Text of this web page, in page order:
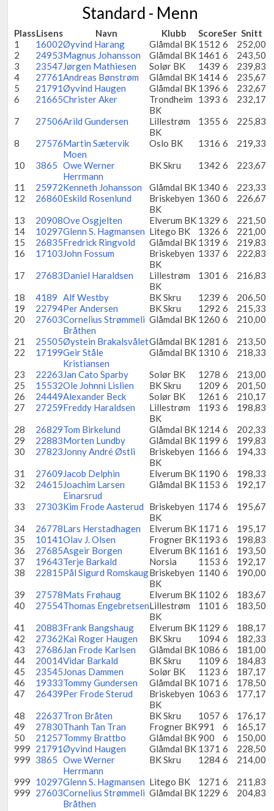
Standard - Menn
PlassLisens Navn Klubb ScoreSer Snitt
1
16002Øyvind Harang Glåmdal BK 1512 6
252,00
2
24953Magnus Johansson Glåmdal BK 1461 6
243,50
3
23547Jørgen Mathiesen Solør BK 1439 6
239,83
4
27761Andreas Bønstrøm Glåmdal BK 1414 6
235,67
5
21791Øyvind Haugen Glåmdal BK 1396 6
232,67
6
21665Christer Aker
Trondheim
BK
1393 6
232,17
7
27506Arild Gundersen
Lillestrøm
BK
1355 6
225,83
8
27576Martin Sætervik
Moen
Oslo BK 1316 6
219,33
10
3865 Owe Werner
Herrmann
BK Skru 1342 6
223,67
11
25972Kenneth Johansson Glåmdal BK 1340 6
223,33
12
26860Eskild Rosenlund
Briskebyen
BK
1360 6
226,67
13
20908Ove Osgjelten Elverum BK 1329 6
221,50
14
10297Glenn S. Hagmansen Litego BK 1326 6
221,00
15
26835Fredrick Ringvold Glåmdal BK 1319 6
219,83
16
17103John Fossum
Briskebyen
BK
1337 6
222,83
17
27683Daniel Haraldsen
Lillestrøm
BK
1301 6
216,83
18
4189 Alf Westby BK Skru 1239 6
206,50
19
22794Per Andersen BK Skru 1292 6
215,33
20
27603Cornelius Strømmeli
Bråthen
Glåmdal BK 1260 6
210,00
21
25505Øystein BrakalsvåletGlåmdal BK 1281 6
213,50
22
17199Geir Ståle
Kristiansen
Glåmdal BK 1310 6
218,33
23
22263Jan Cato Sparby Solør BK 1278 6
213,00
25
15532Ole Johnni Lislien BK Skru 1209 6
201,50
26
24449Alexander Beck Solør BK 1261 6
210,17
27
27259Freddy Haraldsen
Lillestrøm
BK
1193 6
198,83
28
26829Tom Birkelund Glåmdal BK 1214 6
202,33
29
22883Morten Lundby Glåmdal BK 1199 6
199,83
30
27823Jonny André Østli
Briskebyen
BK
1166 6
194,33
31
27609Jacob Delphin Elverum BK 1190 6
198,33
32
24615Joachim Larsen
Einarsrud
Glåmdal BK 1153 6
192,17
33
27303Kim Frode Aasterud
Briskebyen
BK
1174 6
195,67
34
26778Lars Herstadhagen Elverum BK 1171 6
195,17
35
10141Olav J. Olsen Frogner BK1193 6
198,83
36
27685Asgeir Borgen Elverum BK 1161 6
193,50
37
19643Terje Barkald Norsia 1153 6
192,17
38
22815Pål Sigurd RomskaugBriskebyen
BK
1140 6
190,00
39
27578Mats Frøhaug Elverum BK 1102 6
183,67
40
27554Thomas EngebretsenLillestrøm
BK
1101 6
183,50
41
20883Frank Bangshaug Elverum BK 1129 6
188,17
42
27362Kai Roger Haugen BK Skru 1094 6
182,33
43
27686Jan Frode Karlsen Glåmdal BK 1086 6
181,00
44
20014Vidar Barkald BK Skru 1109 6
184,83
45
23545Jonas Dammen Solør BK 1123 6
187,17
46
19333Tommy Gundersen Glåmdal BK 1071 6
178,50
47
26439Per Frode Sterud
Briskebyen
BK
1063 6
177,17
48
22637Tron Bråten BK Skru 1057 6
176,17
49
27830Thanh Tan Tran Frogner BK991 6
165,17
50
21257Tommy Brattbo Glåmdal BK900 6
150,00
999 21791Øyvind Haugen Glåmdal BK 1371 6
228,50
999 3865 Owe Werner
Herrmann
BK Skru 1284 6
214,00
999 10297Glenn S. Hagmansen Litego BK 1271 6
211,83
999 27603Cornelius Strømmeli
Bråthen
Glåmdal BK 1229 6
204,83